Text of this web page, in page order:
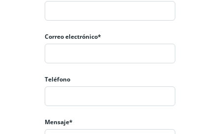
Correo electrónico*
Teléfono
Mensaje*